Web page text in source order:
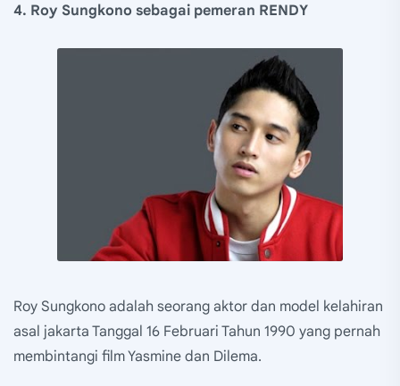
4. Roy Sungkono sebagai pemeran RENDY
Roy Sungkono adalah seorang aktor dan model kelahiran
asal jakarta Tanggal 16 Februari Tahun 1990 yang pernah
membintangi film Yasmine dan Dilema.